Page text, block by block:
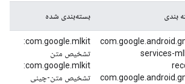
بندی بسته‌بندی شده
services-
com.google.mlkit:
تشخیص متن
com.google.mlkit:
تشخیص متن-چینی